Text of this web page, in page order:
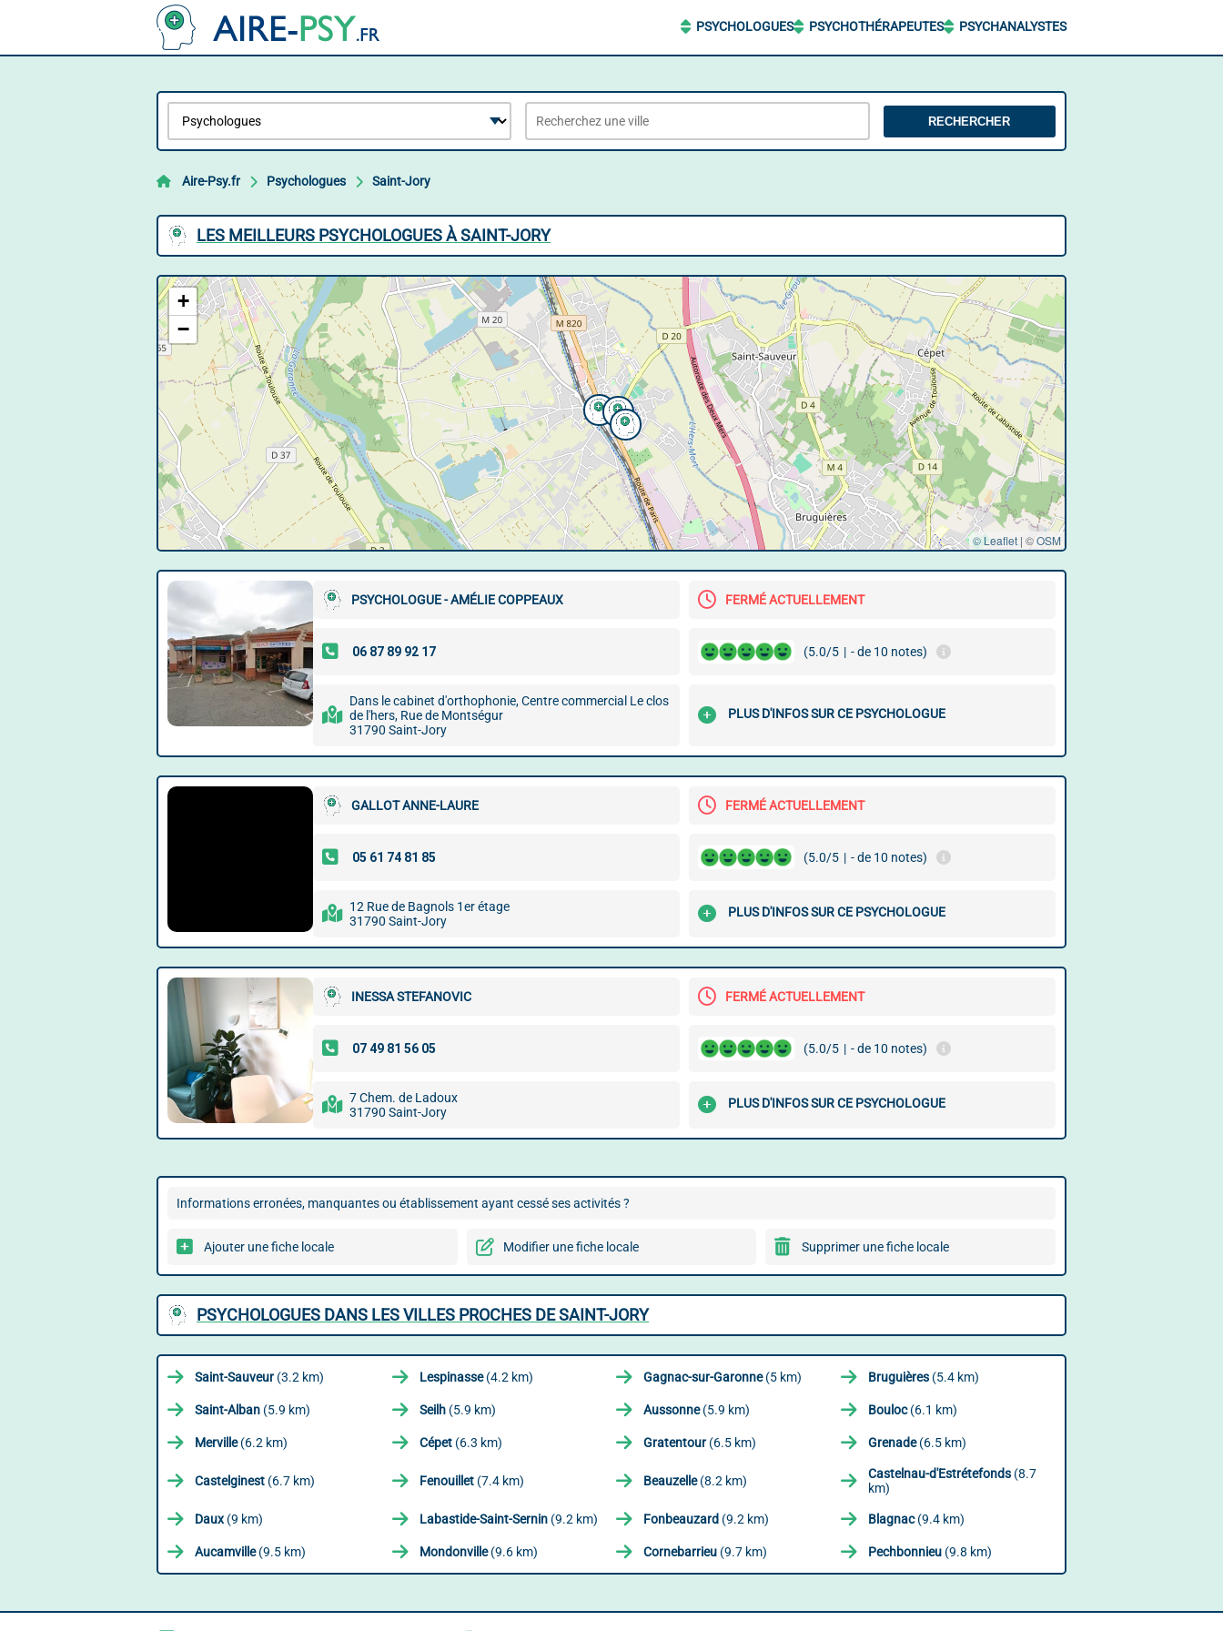
PSYCHOLOGUES PSYCHOTHÉRAPEUTES PSYCHANALYSTES
RECHERCHER
Aire-Psy.fr Psychologues Saint-Jory
LES MEILLEURS PSYCHOLOGUES À SAINT-JORY
+
−
© Leaflet | ©OSM
PSYCHOLOGUE - AMÉLIE COPPEAUX FERMÉ ACTUELLEMENT
(5.0/5 | - de 10 notes)
Dans le cabinet d'orthophonie, Centre commercial Le clos
de l'hers, Rue de Montségur
31790 Saint-Jory
PLUS D'INFOS SUR CE PSYCHOLOGUE
GALLOT ANNE-LAURE FERMÉ ACTUELLEMENT
(5.0/5 | - de 10 notes)
12 Rue de Bagnols 1er étage
31790 Saint-Jory
PLUS D'INFOS SUR CE PSYCHOLOGUE
INESSA STEFANOVIC FERMÉ ACTUELLEMENT
(5.0/5 | - de 10 notes)
7 Chem. de Ladoux
31790 Saint-Jory
PLUS D'INFOS SUR CE PSYCHOLOGUE
Informations erronées, manquantes ou établissement ayant cessé ses activités ?
Ajouter une fiche locale Modifier une fiche locale Supprimer une fiche locale
PSYCHOLOGUES DANS LES VILLES PROCHES DE SAINT-JORY
Saint-Sauveur(3.2 km) Lespinasse(4.2 km) Gagnac-sur-Garonne(5 km) Bruguières(5.4 km)
Saint-Alban (5.9 km) Seilh(5.9 km) Aussonne(5.9 km) Bouloc(6.1 km)
Merville(6.2 km) Cépet(6.3 km) Gratentour(6.5 km) Grenade(6.5 km)
Castelginest (6.7 km) Fenouillet(7.4 km) Beauzelle(8.2 km) Castelnau-d'Estrétefonds(8.7
km)
Daux(9 km) Labastide-Saint-Sernin(9.2 km) Fonbeauzard (9.2 km) Blagnac(9.4 km)
Aucamville(9.5 km) Mondonville(9.6 km) Cornebarrieu (9.7 km) Pechbonnieu(9.8 km)